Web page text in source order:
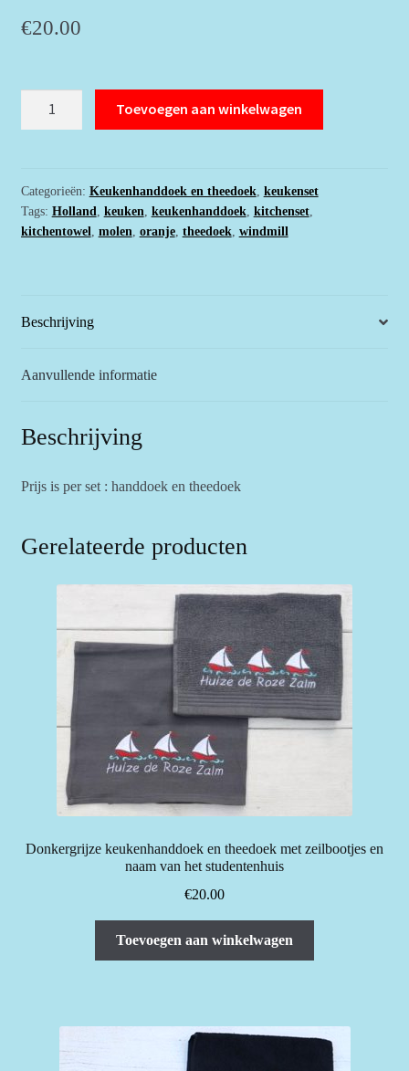
€20.00
molen
aantal
Toevoegen aan winkelwagen
Categorieën: Keukenhanddoek en theedoek, keukenset
Tags: Holland, keuken, keukenhanddoek, kitchenset,
kitchentowel, molen, oranje, theedoek, windmill
Beschrijving
Aanvullende informatie
Beschrijving
Prijs is per set : handdoek en theedoek
Gerelateerde producten
Donkergrijze keukenhanddoek en theedoek met zeilbootjes en
naam van het studentenhuis
€20.00
Toevoegen aan winkelwagen